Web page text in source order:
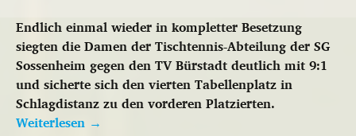
Endlich einmal wieder in kompletter Besetzung
siegten die Damen der Tischtennis-Abteilung der SG
Sossenheim gegen den TV Bürstadt deutlich mit 9:1
und sicherte sich den vierten Tabellenplatz in
Schlagdistanz zu den vorderen Platzierten.
Weiterlesen →